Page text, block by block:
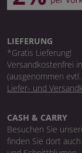
LIEFERUNG
*Gratis Lieferung!
Versandkostenfrei
(ausgenommen
Liefer- und
CASH & CARRY
Besuchen Sie
finden Sie dort